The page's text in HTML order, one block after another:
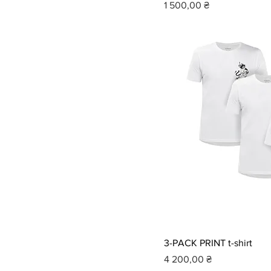
Ціна
1 500,00 ₴
3-PACK PRINT t-shirt
Ціна
4 200,00 ₴